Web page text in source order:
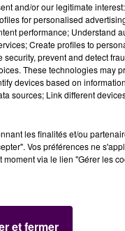
dès l'an
ce samedi 12 mai,
l'un de leurs
acquise à
final, 83 à 62.
and/or our legitimate
for personalised
performance; Understand
Create profiles to
prevent and detect
These technologies may
devices based on
sources; Link different
les finalités et/ou
Vos préférences ne
via le lien "Gérer les
et fermer